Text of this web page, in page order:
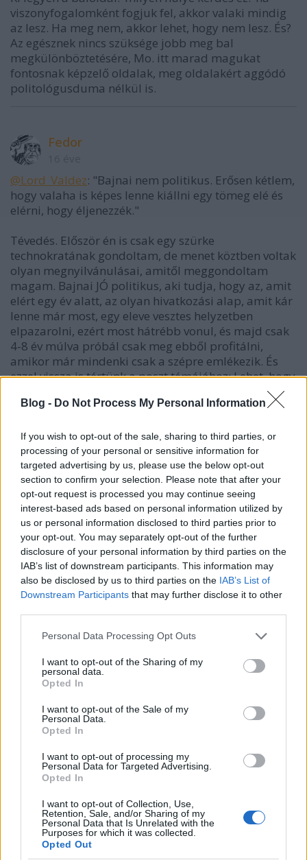
Blog - Do Not Process My Personal Information
If you wish to opt-out of the sale, sharing to third parties, or
processing of your personal or sensitive information for
targeted advertising by us, please use the below opt-out
section to confirm your selection. Please note that after your
opt-out request is processed you may continue seeing
interest-based ads based on personal information utilized by
us or personal information disclosed to third parties prior to
your opt-out. You may separately opt-out of the further
disclosure of your personal information by third parties on the
IAB’s list of downstream participants. This information may
also be disclosed by us to third parties on the IAB’s List of
Downstream Participants that may further disclose it to other
Please note that this website/app uses one or more Google
not limited to your visit or usage behaviour. You may click to
grant or deny consent to Google and its third-party tags to
use your data for below specified purposes in below Google
consent section.
Personal Data Processing Opt Outs
I want to opt-out of the Sharing of my
personal data.
Opted In
I want to opt-out of the Sale of my
Personal Data.
Opted In
I want to opt-out of processing my
Personal Data for Targeted Advertising.
Opted In
I want to opt-out of Collection, Use,
Retention, Sale, and/or Sharing of my
Personal Data that Is Unrelated with the
Purposes for which it was collected.
Opted Out
viszonyfogalomként fogjuk fel, akkor valaki mindig
az lesz. Ha meg nem, akkor lehet, hogy nem lesz. És?
Az egésznek nincs szüksége jobb meg bal
megkülönböztetésére, Mo. itt marad magukat
fontosnak képzelő oldalak, meg oldalakért aggódó
politológusduma nélkül is.
Fedor
@Lord_Valdez: "Bajnai nem politikus. Erősen kétlem,
hogy valaha is képes lenne kiállni egy tömeg elé és
elérni, hogy éljenezzék."
Tévedés. Először én is csak egy szürke
technokratának gondoltam, de menet köztben voltak
olyan megnyilvánulásai, amitől meggondoltam
magam. Bajnai JÓ politikus, aki tudja, hogy az, amit
elért egy év alatt, az olyan hivatkozási alap, amit kár
lenne már most, egy eleve vesztes helyzetben
elpazarolni, ezért most hátrébb vonul, és majd csak
4-8 év múlva próbál csak meg ebből profitálni,
amikor már mindenki csak a szépre emlékezik. És
ezzel vissza is tértünk a poszt témájához: Lehet, hogy
Bokrosnak (egyelőre úgy néz ki) nem sikerült.
greybull
16 éve
De most ti mi a faszról beszéltek itt?! A Fidesz és
szövetségesei vérbaloldal, olyan gyönyörű népi-
nemzeti szocdemek, hogy ihaj! Az Mszp-Szdsz- Mdf
meg olyan neokonzervatív, nagytőkés-burzsoá,
globalista vérjobboldal, mint a huzat. Ki legyen, ki
legyen a baloldal?? - ki NE legyen? Hát a
Maszopszadeszmadöf az apjuk faszát.
evil overlord (törölt)
16 éve
@greybull: Ez nem a W blog meg a tirpákbokrétás.
tölgy
16 éve
És ha a Jobbik lesz az egyik baloldal?
@evil overlord: a Tirpákon rend van.
lüke